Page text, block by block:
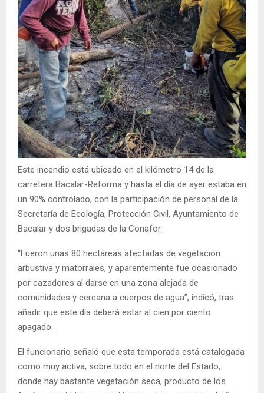
Este incendio está ubicado en el kilómetro 14 de la
carretera Bacalar-Reforma y hasta el día de ayer estaba en
un 90% controlado, con la participación de personal de la
Secretaría de Ecología, Protección Civil, Ayuntamiento de
Bacalar y dos brigadas de la Conafor.
“Fueron unas 80 hectáreas afectadas de vegetación
arbustiva y matorrales, y aparentemente fue ocasionado
por cazadores al darse en una zona alejada de
comunidades y cercana a cuerpos de agua”, indicó, tras
añadir que este día deberá estar al cien por ciento
apagado.
El funcionario señaló que esta temporada está catalogada
como muy activa, sobre todo en el norte del Estado,
donde hay bastante vegetación seca, producto de los